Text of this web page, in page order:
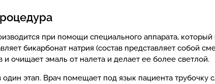
при помощи специального аппарата,
бикарбонат натрия (состав представляет собой
очищает эмаль от налета и делает ее более светлой.
этап. Врач помещает под язык пациента